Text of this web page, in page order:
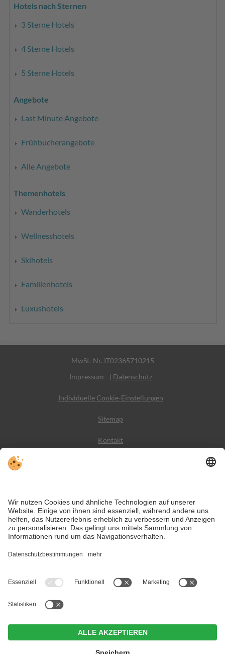
Hotels nach Sternen
3 Sterne Hotels
4 Sterne Hotels
5 Sterne Hotels
Angebote
Last Minute Angebote
Frühbucherangebote
Alle Angebote
Themenhotels
Wanderhotels
Wellnesshotels
Skihotels
Familienhotels
Luxushotels
MwSt.-Nr. IT02365710215
Impressum
| Datenschutz
Individuelle Cookie-Einstellungen
Sitemap
Kontakt
VIVODolomiti ist das Reiseportal für unvergesslichen
Bergurlaub – mit Unterkünften und Angeboten in den
Dolomiten, im UNESCO Weltnaturerbe.
Trotz genauer Arbeit und ständigem Aktualisieren der Inhalte, können Fehler
auftreten. Wir übernehmen keine Gewähr für die Richtigkeit und
Vollständigkeit aller Informationen.
Informieren Sie sich sicherheitshalber nochmals beim Veranstalter vor Ort